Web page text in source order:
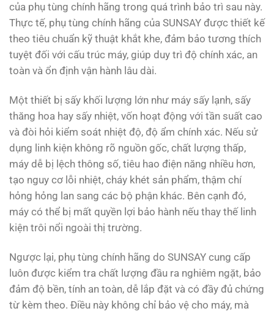
của phụ tùng chính hãng trong quá trình bảo trì sau này.
Thực tế, phụ tùng chính hãng của SUNSAY được thiết kế
theo tiêu chuẩn kỹ thuật khắt khe, đảm bảo tương thích
tuyệt đối với cấu trúc máy, giúp duy trì độ chính xác, an
toàn và ổn định vận hành lâu dài.
Một thiết bị sấy khối lượng lớn như máy sấy lạnh, sấy
thăng hoa hay sấy nhiệt, vốn hoạt động với tần suất cao
và đòi hỏi kiểm soát nhiệt độ, độ ẩm chính xác. Nếu sử
dụng linh kiện không rõ nguồn gốc, chất lượng thấp,
máy dễ bị lệch thông số, tiêu hao điện năng nhiều hơn,
tạo nguy cơ lỗi nhiệt, cháy khét sản phẩm, thậm chí
hỏng hỏng lan sang các bộ phận khác. Bên cạnh đó,
máy có thể bị mất quyền lợi bảo hành nếu thay thế linh
kiện trôi nổi ngoài thị trường.
Ngược lại, phụ tùng chính hãng do SUNSAY cung cấp
luôn được kiểm tra chất lượng đầu ra nghiêm ngặt, bảo
đảm độ bền, tính an toàn, dễ lắp đặt và có đầy đủ chứng
từ kèm theo. Điều này không chỉ bảo vệ cho máy, mà